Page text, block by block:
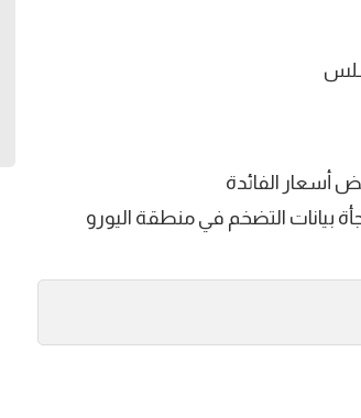
سلس
أسعار الفائدة
بيانات التضخم في منطقة اليورو